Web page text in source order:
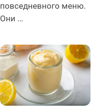
повседневного меню.
Они ...